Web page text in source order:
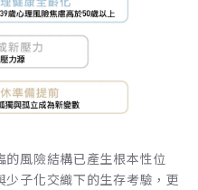
風險結構已產生根本性位
子化交織下的生存考驗，更